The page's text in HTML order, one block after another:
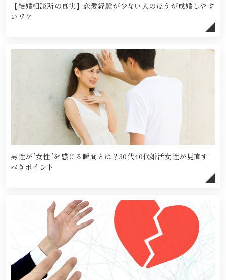
【結婚相談所の真実】恋愛経験が少ない人のほうが成婚しやす
いワケ
男性が”女性”を感じる瞬間とは？30代40代婚活女性が見直す
べきポイント